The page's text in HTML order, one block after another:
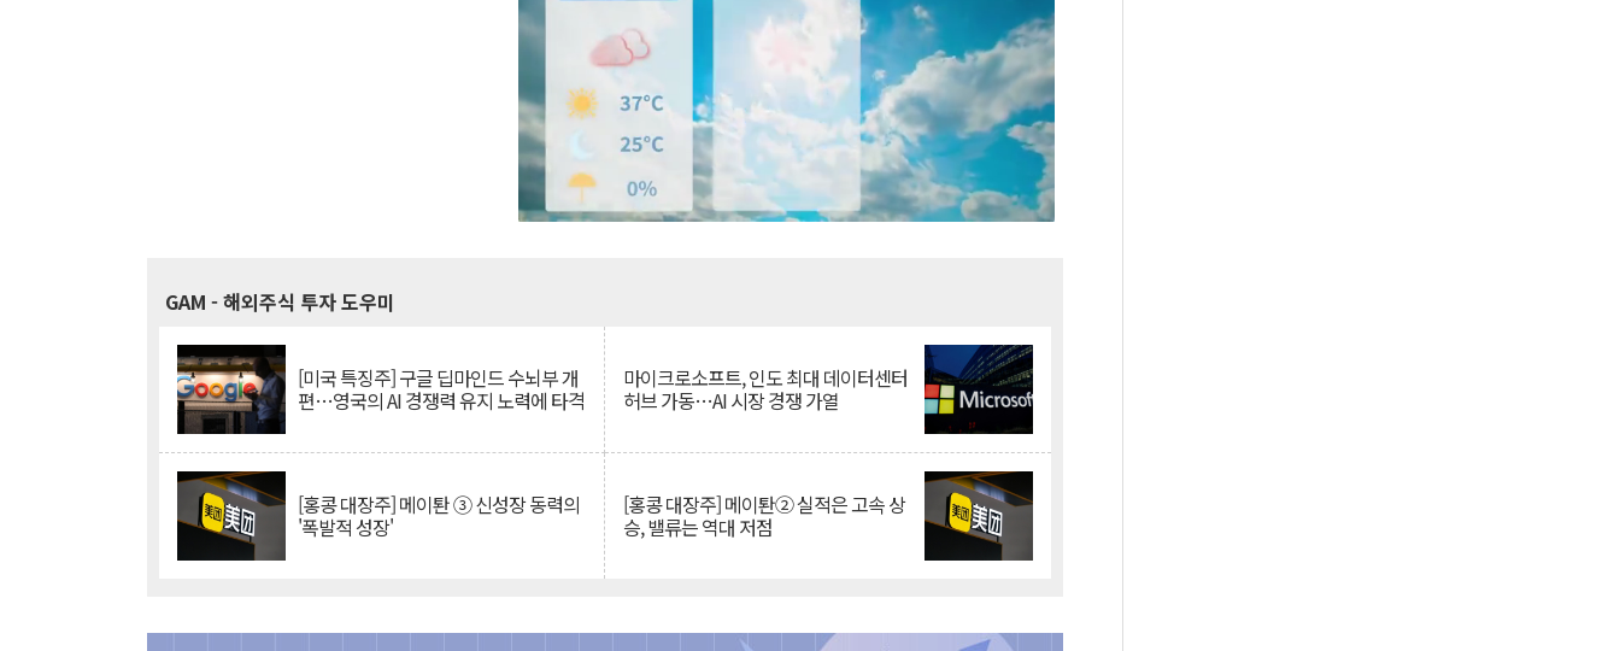
GAM - 해외주식 투자 도우미
[미국 특징주] 구글 딥마인드 수뇌부 개
편…영국의 AI 경쟁력 유지 노력에 타격
마이크로소프트, 인도 최대 데이터센터
허브 가동…AI 시장 경쟁 가열
[홍콩 대장주] 메이퇀 ③ 신성장 동력의
'폭발적 성장'
[홍콩 대장주] 메이퇀② 실적은 고속 상
승, 밸류는 역대 저점